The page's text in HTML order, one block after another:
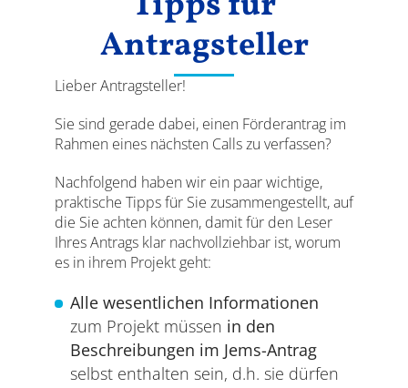
Antragsteller
Lieber Antragsteller!
Sie sind gerade dabei, einen Förderantrag im
Rahmen eines nächsten Calls zu verfassen?
Nachfolgend haben wir ein paar wichtige,
praktische Tipps für Sie zusammengestellt, auf
die Sie achten können, damit für den Leser
Ihres Antrags klar nachvollziehbar ist, worum
es in ihrem Projekt geht:
Alle wesentlichen Informationen
zum Projekt müssen in den
Beschreibungen im Jems-Antrag
selbst enthalten sein, d.h. sie dürfen